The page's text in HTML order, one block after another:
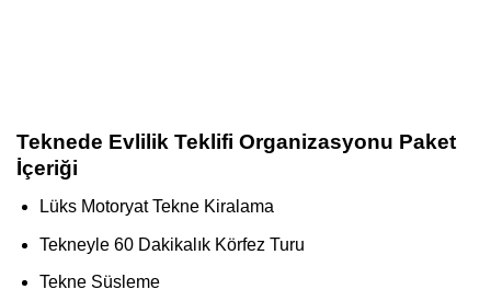
Teknede Evlilik Teklifi Organizasyonu Paket
İçeriği
Lüks Motoryat Tekne Kiralama
Tekneyle 60 Dakikalık Körfez Turu
Tekne Süsleme